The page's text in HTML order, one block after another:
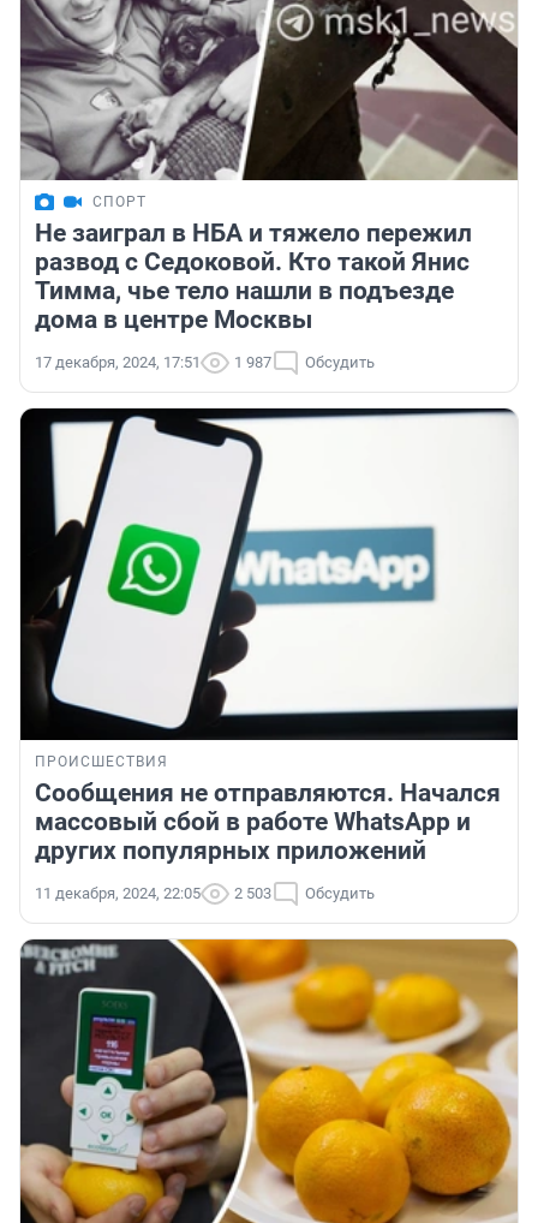
СПОРТ
Не заиграл в НБА и тяжело пережил
развод с Седоковой. Кто такой Янис
Тимма, чье тело нашли в подъезде
дома в центре Москвы
17 декабря, 2024, 17:51 1 987 Обсудить
ПРОИСШЕСТВИЯ
Сообщения не отправляются. Начался
массовый сбой в работе WhatsApp и
других популярных приложений
11 декабря, 2024, 22:05 2 503 Обсудить